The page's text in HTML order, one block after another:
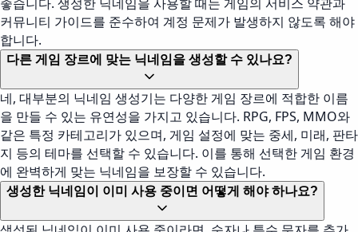
커뮤니티 가이드를 준수하여 계정 문제가 발생하지 않도록 해야
합니다.
다른 게임 장르에 맞는 닉네임을 생성할 수 있나요?
네, 대부분의 닉네임 생성기는 다양한 게임 장르에 적합한 이름
을 만들 수 있는 유연성을 가지고 있습니다. RPG, FPS, MMO와
같은 특정 카테고리가 있으며, 게임 설정에 맞는 중세, 미래, 판타
지 등의 테마를 선택할 수 있습니다. 이를 통해 선택한 게임 환경
에 완벽하게 맞는 닉네임을 보장할 수 있습니다.
생성한 닉네임이 이미 사용 중이면 어떻게 해야 하나요?